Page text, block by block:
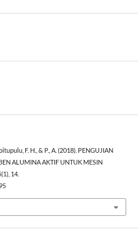
F. H., & P., A. (2018). PENGUJIAN
ALUMINA AKTIF UNTUK MESIN
(1), 14.